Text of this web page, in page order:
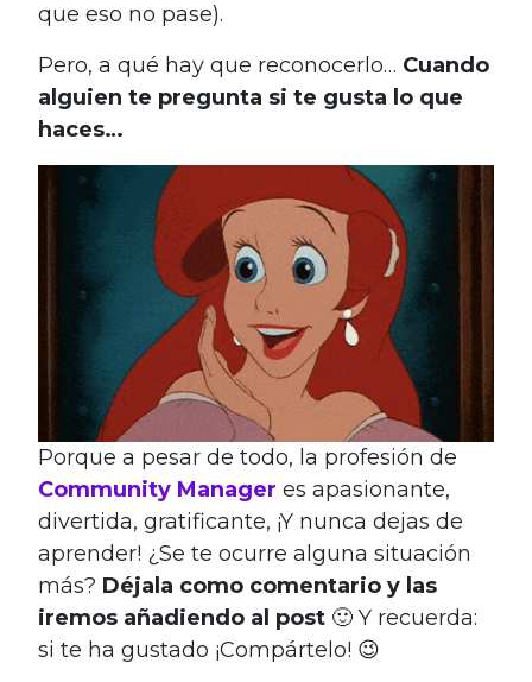
que eso no pase).
Pero, a qué hay que reconocerlo… Cuando
alguien te pregunta si te gusta lo que
haces…
Porque a pesar de todo, la profesión de
Community Manager es apasionante,
divertida, gratificante, ¡Y nunca dejas de
aprender! ¿Se te ocurre alguna situación
más? Déjala como comentario y las
iremos añadiendo al post 🙂 Y recuerda:
si te ha gustado ¡Compártelo! 😉